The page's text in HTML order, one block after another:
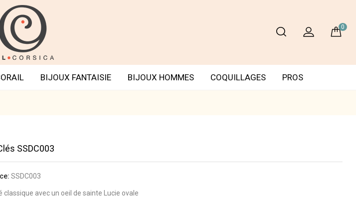
0
BIJOUX FANTAISIE BIJOUX HOMMES COQUILLAGES PROS
SSDC003
SSDC003
classique avec un oeil de sainte Lucie ovale